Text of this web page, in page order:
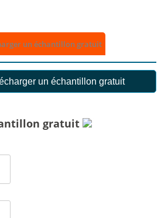
un échantillon gratuit
un échantillon gratuit
gratuit